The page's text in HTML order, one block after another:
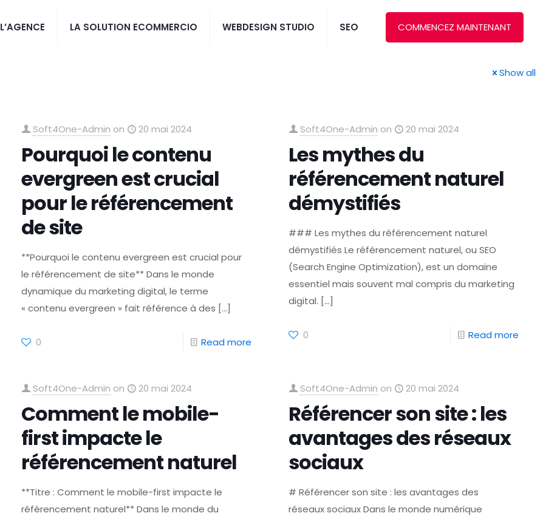
L’AGENCE LA SOLUTION ECOMMERCIO WEBDESIGN STUDIO SEO COMMENCEZ MAINTENANT
Show all
Soft4One-Admin on 20 mai 2024
Pourquoi le contenu
evergreen est crucial
pour le référencement
de site
**Pourquoi le contenu evergreen est crucial pour
le référencement de site** Dans le monde
dynamique du marketing digital, le terme
« contenu evergreen » fait référence à des […]
0 Read more
Soft4One-Admin on 20 mai 2024
Les mythes du
référencement naturel
démystifiés
### Les mythes du référencement naturel
démystifiés Le référencement naturel, ou SEO
(Search Engine Optimization), est un domaine
essentiel mais souvent mal compris du marketing
digital. […]
0 Read more
Soft4One-Admin on 20 mai 2024
Comment le mobile-
first impacte le
référencement naturel
**Titre : Comment le mobile-first impacte le
référencement naturel** Dans le monde du
Soft4One-Admin on 20 mai 2024
Référencer son site : les
avantages des réseaux
sociaux
# Référencer son site : les avantages des
réseaux sociaux Dans le monde numérique